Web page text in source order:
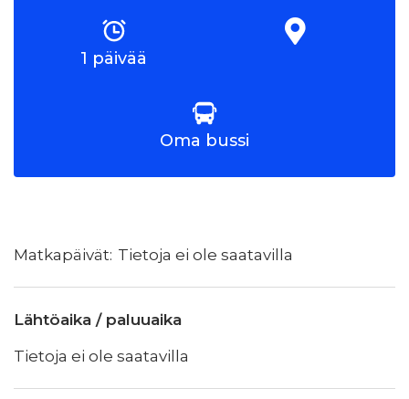
1 päivää
Oma bussi
Tietoja ei ole saatavilla
Lähtöaika / paluuaika
Tietoja ei ole saatavilla